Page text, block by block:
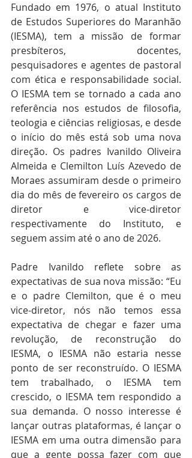
Fundado em 1976, o atual Instituto
de Estudos Superiores do Maranhão
(IESMA), tem a missão de formar
presbíteros, docentes,
pesquisadores e agentes de pastoral
com ética e responsabilidade social.
O IESMA tem se tornado a cada ano
referência nos estudos de filosofia,
teologia e ciências religiosas, e desde
o início do mês está sob uma nova
direção. Os padres Ivanildo Oliveira
Almeida e Clemilton Luís Azevedo de
Moraes assumiram desde o primeiro
dia do mês de fevereiro os cargos de
diretor e vice-diretor
respectivamente do Instituto, e
seguem assim até o ano de 2026.
Padre Ivanildo reflete sobre as
expectativas de sua nova missão: “Eu
e o padre Clemilton, que é o meu
vice-diretor, nós não temos essa
expectativa de chegar e fazer uma
revolução, de reconstrução do
IESMA, o IESMA não estaria nesse
ponto de ser reconstruído. O IESMA
tem trabalhado, o IESMA tem
crescido, o IESMA tem respondido a
sua demanda. O nosso interesse é
lançar outras plataformas, é lançar o
IESMA em uma outra dimensão para
que a gente possa fazer com que